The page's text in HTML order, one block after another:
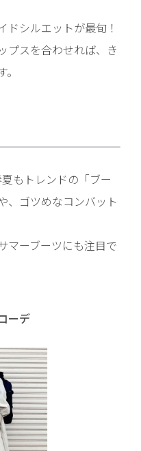
ドシルエットが最旬！
プスを合わせれば、き
もトレンドの「ブー
、ゴツめなコンバット
マーブーツにも注目で
ーデ